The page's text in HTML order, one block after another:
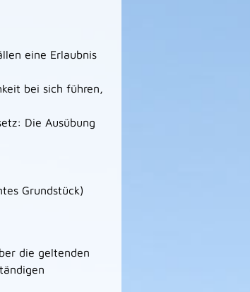
eine Erlaubnis
bei sich führen,
Die Ausübung
Grundstück)
die geltenden